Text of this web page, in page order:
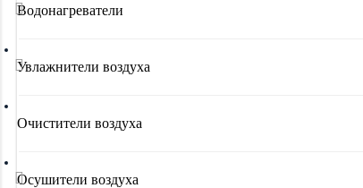
Водонагреватели
Увлажнители воздуха
Очистители воздуха
Осушители воздуха